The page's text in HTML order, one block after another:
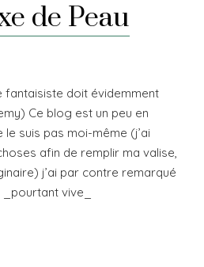
de Peau
fantaisiste doit évidemment
Ce blog est un peu en
suis pas moi-même (j’ai
afin de remplir ma valise,
j’ai par contre remarqué
vive_